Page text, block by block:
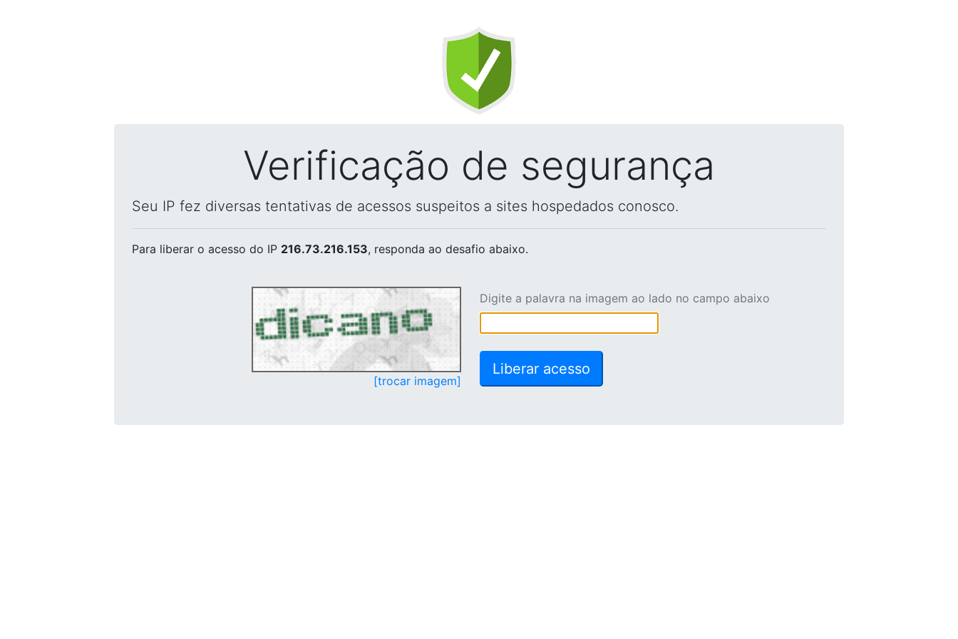
Verificação de segurança
Seu IP fez diversas tentativas de acessos suspeitos a sites hospedados conosco.
Para liberar o acesso do IP 216.73.216.153, responda ao desafio abaixo.
[trocar imagem]
Digite a palavra na imagem ao lado no campo abaixo